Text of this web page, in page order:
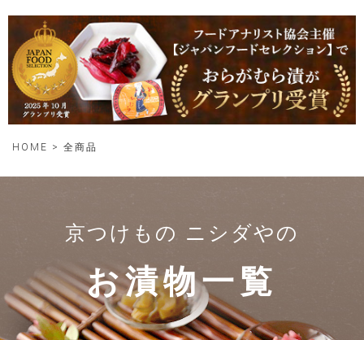
HOME 全商品
京つけもの ニシダやの
お漬物一覧